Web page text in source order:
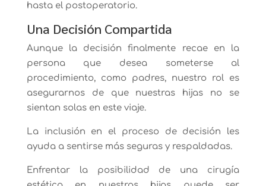
hasta el postoperatorio.
Una Decisión Compartida
Aunque la decisión finalmente recae en la
persona que desea someterse al
procedimiento, como padres, nuestro rol es
asegurarnos de que nuestras hijas no se
sientan solas en este viaje.
La inclusión en el proceso de decisión les
ayuda a sentirse más seguras y respaldadas.
Enfrentar la posibilidad de una cirugía